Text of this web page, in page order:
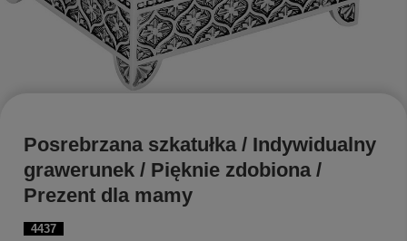
4437
Posrebrzana szkatułka / Indywidualny
grawerunek / Pięknie zdobiona /
Prezent dla mamy